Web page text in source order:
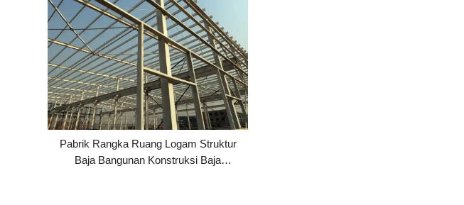
Pabrik Rangka Ruang Logam Struktur
Baja Bangunan Konstruksi Baja